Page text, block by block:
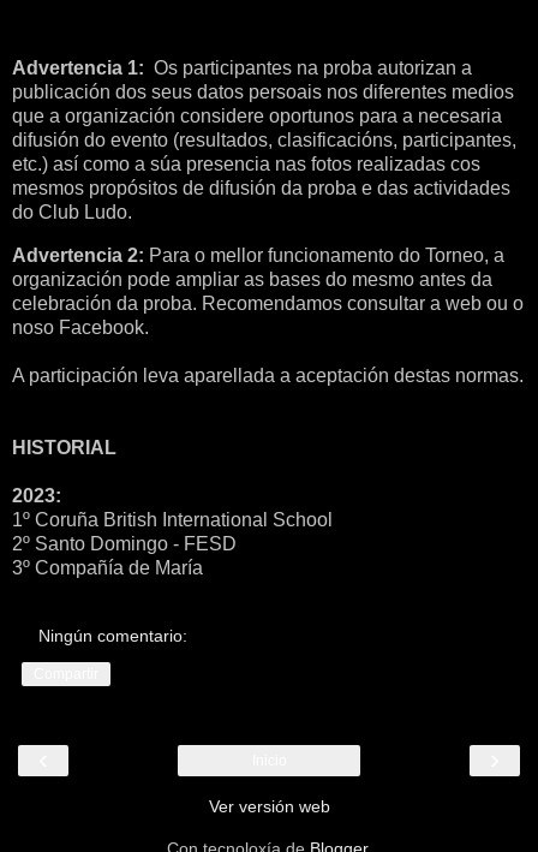
Advertencia 1: Os participantes na proba autorizan a
publicación dos seus datos persoais nos diferentes medios
que a organización considere oportunos para a necesaria
difusión do evento (resultados, clasificacións, participantes,
etc.) así como a súa presencia nas fotos realizadas cos
mesmos propósitos de difusión da proba e das actividades
do Club Ludo.
Advertencia 2: Para o mellor funcionamento do Torneo, a
organización pode ampliar as bases do mesmo antes da
celebración da proba. Recomendamos consultar a web ou o
noso Facebook.
A participación leva aparellada a aceptación destas normas.
HISTORIAL
2023:
1º Coruña British International School
2º Santo Domingo - FESD
3º Compañía de María
Ningún comentario:
Ver versión web
Con tecnoloxía de Blogger.